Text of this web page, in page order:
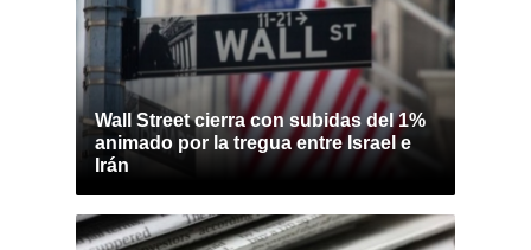
Wall Street cierra con subidas del 1%
animado por la tregua entre Israel e
Irán